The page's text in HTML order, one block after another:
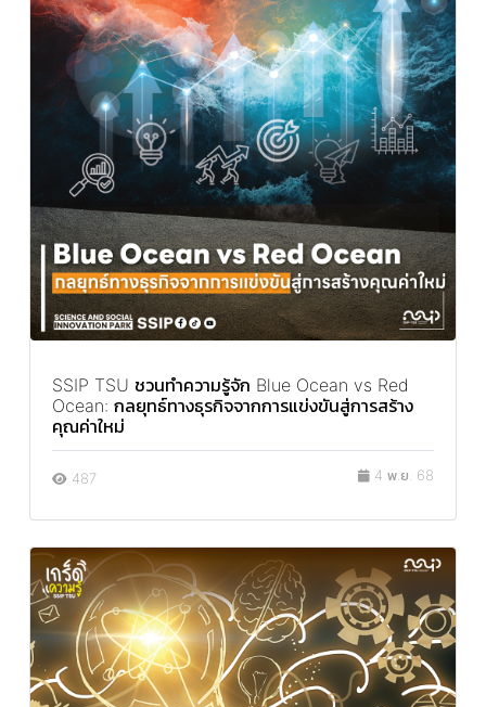
SSIP TSU ชวนทำความรู้จัก Blue Ocean vs Red
Ocean: กลยุทธ์ทางธุรกิจจากการแข่งขันสู่การสร้าง
คุณค่าใหม่
487 4 พ.ย. 68